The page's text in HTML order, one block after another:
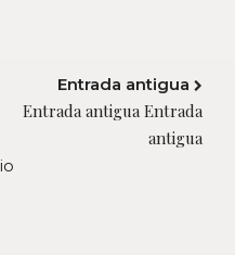
Entrada antigua
Entrada antigua Entrada
antigua